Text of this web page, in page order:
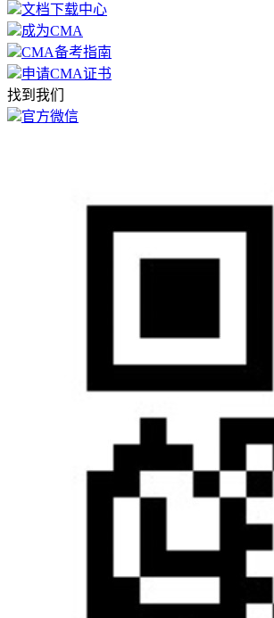
文档下载中心
成为CMA
CMA备考指南
申请CMA证书
找到我们
官方微信